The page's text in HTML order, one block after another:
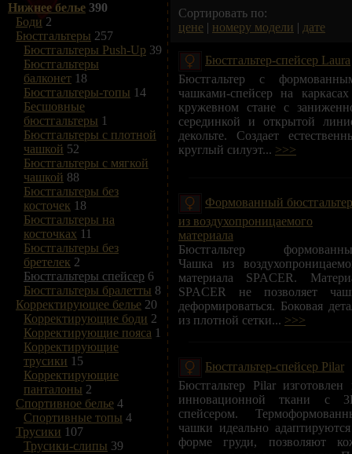
Нижнее белье 390
Боди 2
Бюстгальтеры 257
Бюстгальтеры Push-Up 39
Бюстгальтеры
балконет 18
Бюстгальтеры-топы 14
Бесшовные
бюстгальтеры 1
Бюстгальтеры с плотной
чашкой 52
Бюстгальтеры с мягкой
чашкой 88
Бюстгальтеры без
косточек 18
Бюстгальтеры на
косточках 11
Бюстгальтеры без
бретелек 2
Бюстгальтеры спейсер 6
Бюстгальтеры бралетты 8
Корректирующее белье 20
Корректирующие боди 2
Корректирующие пояса 1
Корректирующие
трусики 15
Корректирующие
панталоны 2
Спортивное белье 4
Спортивные топы 4
Трусики 107
Трусики-слипы 39
Сортировать по:
цене | номеру модели | дате
Бюстгальтер-спейсер Laura
Бюстгальтер с
чашками-спейсер на
кружевном стане с
серединкой и открытой
декольте. Создает
круглый силуэт... >>>
Формованный бюстгальтер
из воздухопроницаемого
материала
Бюстгальтер
Чашка из
материала SPACER.
SPACER не позволяет
деформироваться. Боковая
из плотной сетки... >>>
Бюстгальтер-спейсер Pilar
Бюстгальтер Pilar изготовлен
инновационной ткани с
спейсером.
чашки идеально
форме груди, позволяют